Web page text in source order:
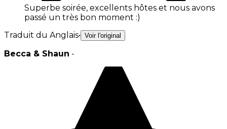
Superbe soirée, excellents hôtes et nous avons
passé un très bon moment :)
Traduit du Anglais• Voir l'original
Becca & Shaun -